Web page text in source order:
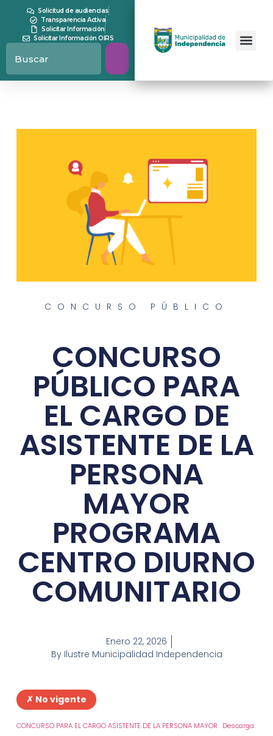
Solicitud de audiencias
Transparencia Activa
Solicitar Información
Solicitar Información OIRS
CONCURSO PÚBLICO
CONCURSO
PÚBLICO PARA
EL CARGO DE
ASISTENTE DE LA
PERSONA
MAYOR
PROGRAMA
CENTRO DIURNO
COMUNITARIO
Enero 22, 2026
ByIlustre Municipalidad Independencia
✗ No vigente
CONCURSO PARA EL CARGO ASISTENTE DE LA PERSONA MAYOR Descarga